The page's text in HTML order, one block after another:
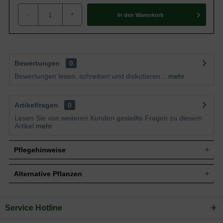
- + In den Warenkorb
Bewertungen
0
Bewertungen lesen, schreiben und diskutieren...
mehr
Artikelfragen
0
Lesen Sie von weiteren Kunden gestellte Fragen zu diesem
Artikel mehr
Pflegehinweise
Pflanz- und Pflegetipps Tamarix ramosissima
Alternative Pflanzen
Sie suchen eine Alternative?
Service Hotline